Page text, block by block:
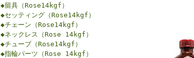
◆留具（Rose14kgf）
◆セッティング（Rose14kgf）
◆チェーン（Rose14kgf）
◆ネックレス（Rose 14kgf）
◆チューブ（Rose14kgf）
◆指輪パーツ（Rose 14kgf）